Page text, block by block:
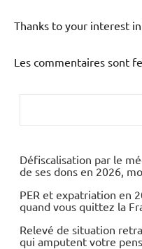
Thanks to your interest
Les commentaires sont
Défiscalisation par le
de ses dons en 2026,
PER et expatriation en
quand vous quittez la
Relevé de situation
qui amputent votre